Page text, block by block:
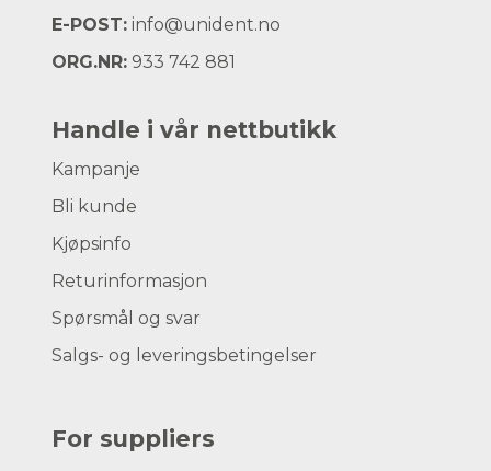
E-POST: info@unident.no
ORG.NR: 933 742 881
Handle i vår nettbutikk
Kampanje
Bli kunde
Kjøpsinfo
Returinformasjon
Spørsmål og svar
Salgs- og leveringsbetingelser
For suppliers